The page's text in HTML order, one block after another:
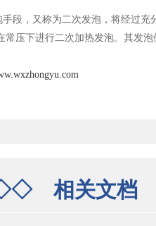
，又称为二次发泡，将经过充
压下进行二次加热发泡。其发
相关文档